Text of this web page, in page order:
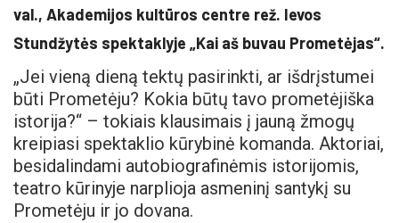
val., Akademijos kultūros centre rež. Ievos
Stundžytės spektaklyje „Kai aš buvau Prometėjas“.
„Jei vieną dieną tektų pasirinkti, ar išdrįstumei
būti Prometėju? Kokia būtų tavo prometėjiška
istorija?“ – tokiais klausimais į jauną žmogų
kreipiasi spektaklio kūrybinė komanda. Aktoriai,
besidalindami autobiografinėmis istorijomis,
teatro kūrinyje narplioja asmeninį santykį su
Prometėju ir jo dovana.